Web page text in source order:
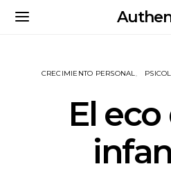
CRECIMIENTO PERSONAL
El eco